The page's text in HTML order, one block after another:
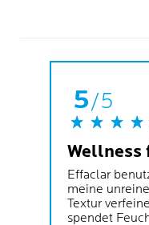
5/5
Wellness
Effaclar
meine
Textur
spendet